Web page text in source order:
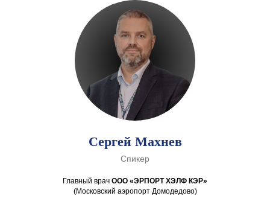
Сергей Махнев
Спикер
Главный врач ООО «ЭРПОРТ ХЭЛФ КЭР»
(Московский аэропорт Домодедово)